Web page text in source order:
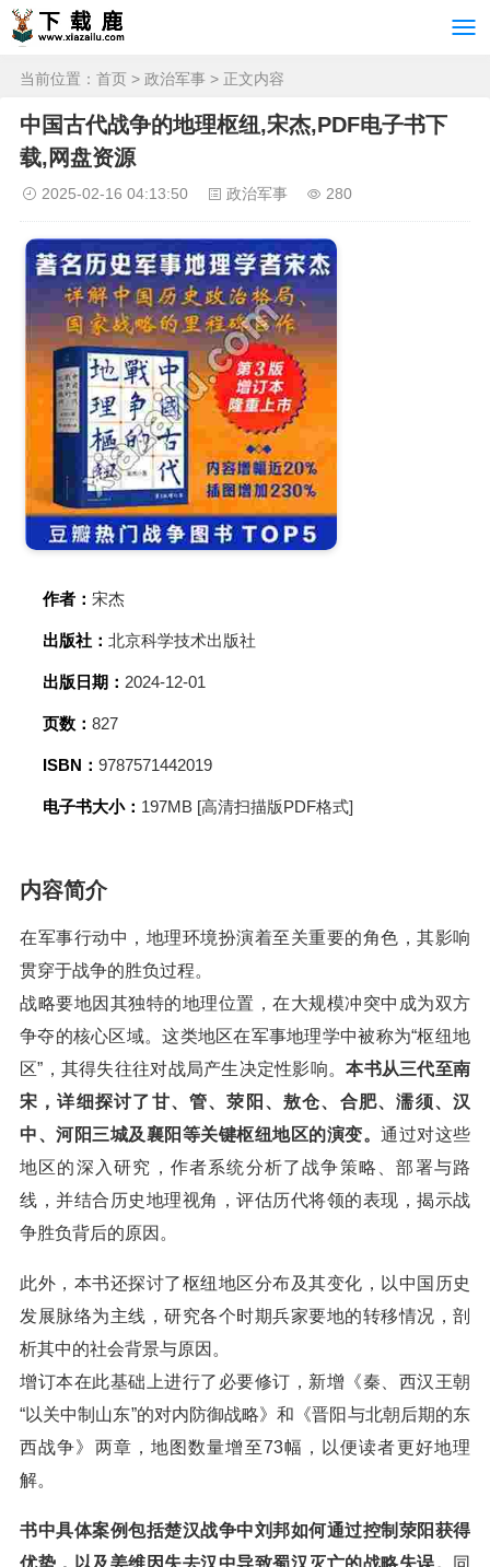
当前位置： 首页 > 政治军事 > 正文内容
中国古代战争的地理枢纽,宋杰,PDF电子书下
载,网盘资源
2025-02-16 04:13:50 政治军事 280
作者： 宋杰
出版社： 北京科学技术出版社
出版日期： 2024-12-01
页数： 827
ISBN： 9787571442019
电子书大小： 197MB [高清扫描版PDF格式]
内容简介
在军事行动中，地理环境扮演着至关重要的角色，其影响
贯穿于战争的胜负过程。
战略要地因其独特的地理位置，在大规模冲突中成为双方
争夺的核心区域。这类地区在军事地理学中被称为“枢纽地
区”，其得失往往对战局产生决定性影响。本书从三代至南
宋，详细探讨了甘、管、荥阳、敖仓、合肥、濡须、汉
中、河阳三城及襄阳等关键枢纽地区的演变。 通过对这些
地区的深入研究，作者系统分析了战争策略、部署与路
线，并结合历史地理视角，评估历代将领的表现，揭示战
争胜负背后的原因。
此外，本书还探讨了枢纽地区分布及其变化，以中国历史
发展脉络为主线，研究各个时期兵家要地的转移情况，剖
析其中的社会背景与原因。
增订本在此基础上进行了必要修订，新增《秦、西汉王朝
“以关中制山东”的对内防御战略》和《晋阳与北朝后期的东
西战争》两章，地图数量增至73幅，以便读者更好地理
解。
书中具体案例包括楚汉战争中刘邦如何通过控制荥阳获得
优势，以及姜维因失去汉中导致蜀汉灭亡的战略失误。
同